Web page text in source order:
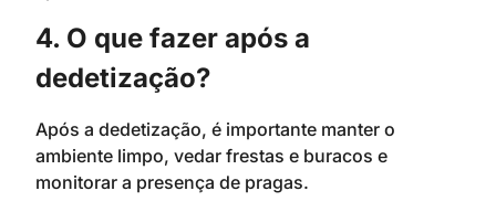
4. O que fazer após a
dedetização?
Após a dedetização, é importante manter o
ambiente limpo, vedar frestas e buracos e
monitorar a presença de pragas.